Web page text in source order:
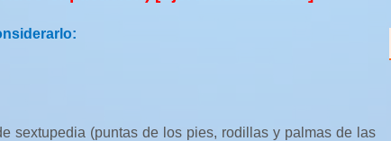
sextupedia (puntas de los pies, rodillas y palmas de las